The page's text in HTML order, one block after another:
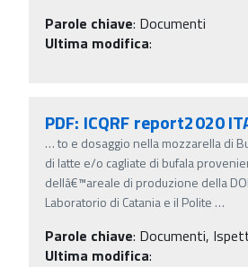
Parole chiave: Documenti
Ultima modifica:
PDF: ICQRF report2020
…to e dosaggio nella mozzarella di
di latte e/o cagliate di bufala
dellâ€™areale di produzione della
Laboratorio di Catania e il Polite …
Parole chiave: Documenti,
Ultima modifica: